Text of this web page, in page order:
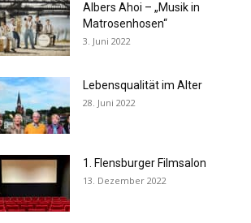
Albers Ahoi – „Musik in
Matrosenhosen“
3. Juni 2022
Lebensqualität im Alter
28. Juni 2022
1. Flensburger Filmsalon
13. Dezember 2022